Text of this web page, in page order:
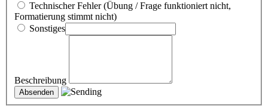
Technischer Fehler (Übung / Frage funktioniert nicht,
Formatierung stimmt nicht)
Sonstiges
Beschreibung